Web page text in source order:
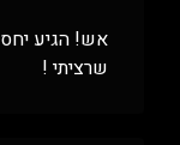
אש! הגיע
שרציתי !